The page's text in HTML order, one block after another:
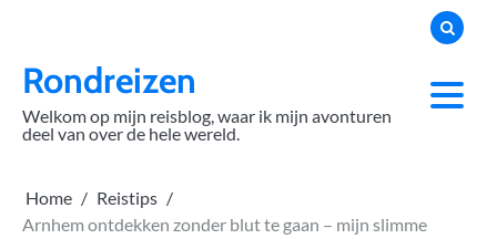
contentRondreizen
Welkom op mijn reisblog, waar ik mijn avonturen
deel van over de hele wereld.
Home
Reistips
Arnhem ontdekken zonder blut te gaan – mijn slimme